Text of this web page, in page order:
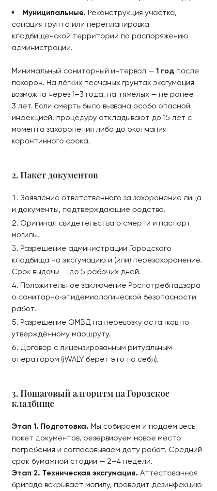
Муниципальные. Реконструкция участка,
санация грунта или перепланировка
кладбищенской территории по распоряжению
администрации.
Минимальный санитарный интервал — 1 год после
похорон. На лёгких песчаных грунтах эксгумация
возможна через 1–3 года, на тяжёлых — не ранее
3 лет. Если смерть была вызвана особо опасной
инфекцией, процедуру откладывают до 15 лет с
момента захоронения либо до окончания
карантинного срока.
2. Пакет документов
Заявление ответственного за захоронение лица
и документы, подтверждающие родство.
Оригинал свидетельства о смерти и паспорт
могилы.
Разрешение администрации Городского
кладбища на эксгумацию и (или) перезахоронение.
Срок выдачи — до 5 рабочих дней.
Положительное заключение Роспотребнадзора
о санитарно‑эпидемиологической безопасности
работ.
Разрешение ОМВД на перевозку останков по
утверждённому маршруту.
Договор с лицензированным ритуальным
оператором (iWALY берёт это на себя).
3. Пошаговый алгоритм на Городское
кладбище
Этап 1. Подготовка. Мы собираем и подаём весь
пакет документов, резервируем новое место
погребения и согласовываем дату работ. Средний
срок бумажной стадии — 2–4 недели.
Этап 2. Техническая эксгумация. Аттестованная
бригада вскрывает могилу, проводит дезинфекцию